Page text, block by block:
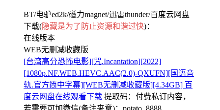
BT/电驴ed2k/磁力magnet/迅雷thunder/百度云网盘
下载(隐藏是为了防止资源和谐过快)：
在线版本
WEB无删减收藏版
[台湾高分恐怖电影][咒.Incantation][2022]
[1080p.NF.WEB.HEVC.AAC(2.0)-QXUFN][国语音
轨.官方简中字幕][WEB无删减收藏版][4.34GB] 百
度云网盘在线观看下载 提取码： 付费私订内容，